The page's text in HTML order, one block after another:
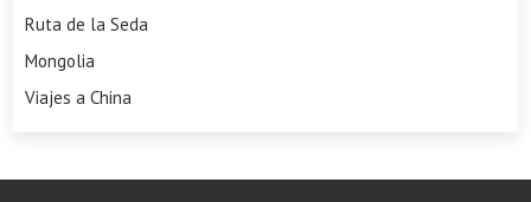
Ruta de la Seda
Mongolia
Viajes a China